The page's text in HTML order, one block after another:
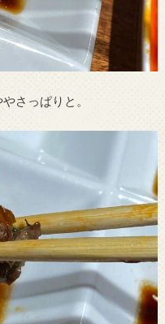
さっぱりと。